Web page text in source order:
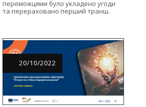
переможцями було укладено угоди
та перераховано перший транш.
20/10/2022